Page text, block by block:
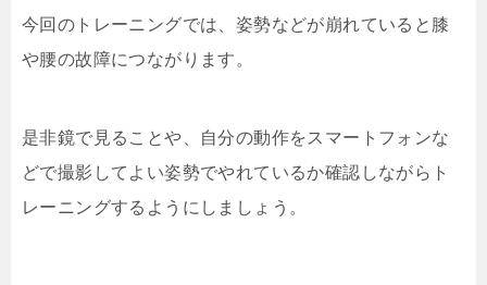
今回のトレーニングでは、姿勢などが崩れていると膝
や腰の故障につながります。
是非鏡で見ることや、自分の動作をスマートフォンな
どで撮影してよい姿勢でやれているか確認しながらト
レーニングするようにしましょう。